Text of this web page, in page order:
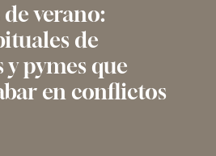
de verano:
de
pymes que
en conflictos